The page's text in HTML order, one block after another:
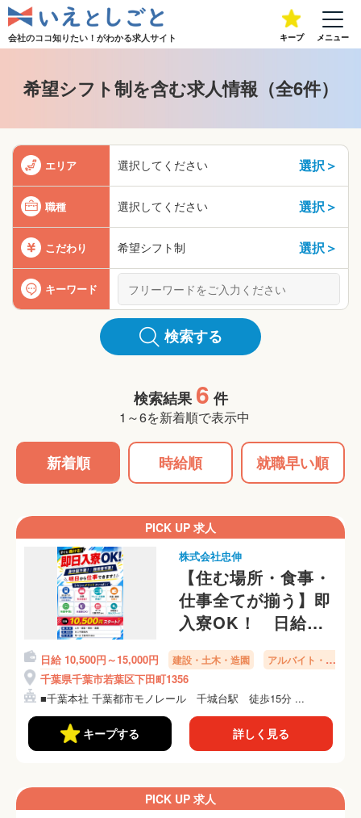
会社のココ知りたい！がわかる求人サイト キープ メニュー
希望シフト制を含む求人情報（全6件）
エリア 選択してください 選択＞
職種 選択してください 選択＞
こだわり 希望シフト制 選択＞
キーワード
検索する
検索結果 6 件
1～6を新着順で表示中
新着順 時給順 就職早い順
PICK UP 求人
株式会社忠伸
【住む場所・食事・
仕事全てが揃う】即
入寮OK！ 日給
10,500円～ 身分証
無し・未経験者歓迎
日給 10,500円～15,000円 建設・土木・造園
アルバイト・パ
ート
千葉県千葉市若葉区下田町1356
■千葉本社 千葉都市モノレール 千城台駅 徒歩15分 ...
キープする 詳しく見る
PICK UP 求人